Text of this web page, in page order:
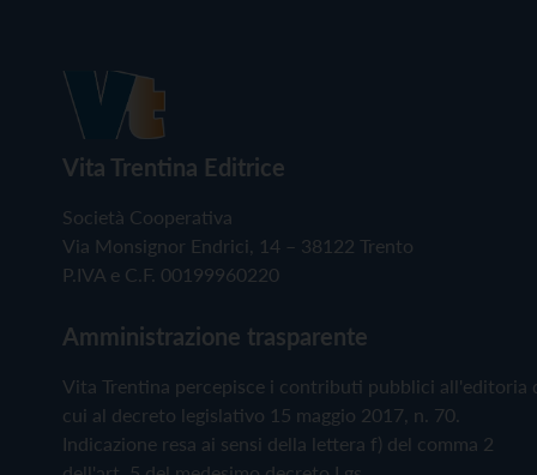
Vita Trentina Editrice
Società Cooperativa
Via Monsignor Endrici, 14 – 38122 Trento
P.IVA e C.F. 00199960220
Amministrazione trasparente
Vita Trentina percepisce i contributi pubblici all'editoria
cui al decreto legislativo 15 maggio 2017, n. 70.
Indicazione resa ai sensi della lettera f) del comma 2